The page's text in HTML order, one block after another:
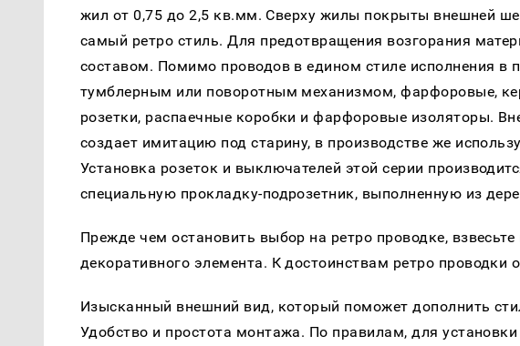
жил от 0,75 до 2,5 кв.мм. Сверху жилы покрыты внешней
самый ретро стиль. Для предотвращения возгорания
составом. Помимо проводов в едином стиле исполнения в
тумблерным или поворотным механизмом, фарфоровые,
розетки, распаечные коробки и фарфоровые изоляторы.
создает имитацию под старину, в производстве же
Установка розеток и выключателей этой серии
специальную прокладку-подрозетник, выполненную из
Прежде чем остановить выбор на ретро проводке,
декоративного элемента. К достоинствам ретро проводки
Изысканный внешний вид, который поможет дополнить
Удобство и простота монтажа. По правилам, для